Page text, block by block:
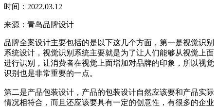
时间：2022.03.12
来源：青岛品牌设计
品牌全案设计主要包括的是以下这几个方面，第一是视觉识别
系统设计，视觉识别系统主要就是为了让人们能够从视觉上面
进行识别，让消费者在视觉上面增加对品牌的印象，所以视觉
识别也是非常重要的一点。
第二是产品包装设计，产品的包装设计自然应该要和产品实际
情况相符合，而且还应该要具有一定的创意性，有很多的企业